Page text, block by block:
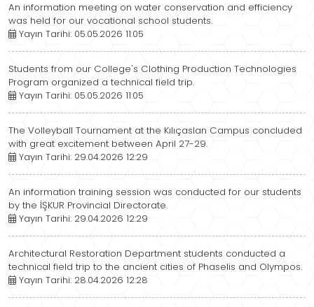
An information meeting on water conservation and efficiency
was held for our vocational school students.
Yayın Tarihi: 05.05.2026 11:05
Students from our College's Clothing Production Technologies
Program organized a technical field trip.
Yayın Tarihi: 05.05.2026 11:05
The Volleyball Tournament at the Kılıçaslan Campus concluded
with great excitement between April 27-29.
Yayın Tarihi: 29.04.2026 12:29
An information training session was conducted for our students
by the İŞKUR Provincial Directorate.
Yayın Tarihi: 29.04.2026 12:29
Architectural Restoration Department students conducted a
technical field trip to the ancient cities of Phaselis and Olympos.
Yayın Tarihi: 28.04.2026 12:28